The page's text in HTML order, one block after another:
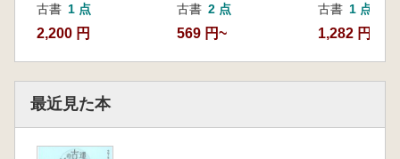
古書 1 点
2,200 円
古書 2 点
569 円~
古書 1 点
1,282 円
最近見た本